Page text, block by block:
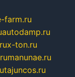
farm.ru
autodamp.ru
x-ton.ru
manunae.ru
tajuncos.ru